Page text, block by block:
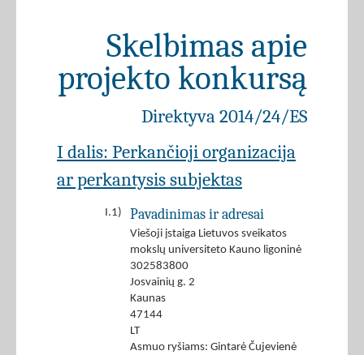
Skelbimas apie
projekto konkursą
Direktyva 2014/24/ES
I dalis: Perkančioji organizacija
ar perkantysis subjektas
I.1) Pavadinimas ir adresai
Viešoji įstaiga Lietuvos sveikatos
mokslų universiteto Kauno ligoninė
302583800
Josvainių g. 2
Kaunas
47144
LT
Asmuo ryšiams: Gintarė Čujevienė